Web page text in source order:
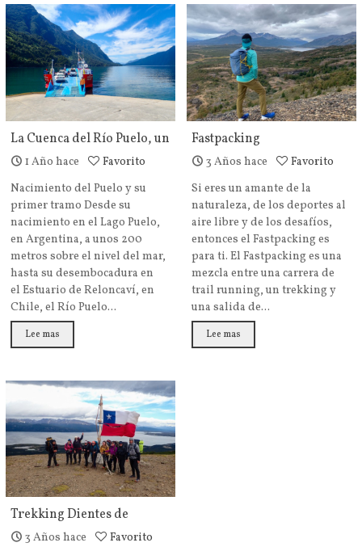
La Cuenca del Río Puelo, un
rincón escondido de la
1 Año hace
Favorito
Nacimiento del Puelo y su
primer tramo Desde su
nacimiento en el Lago Puelo,
en Argentina, a unos 200
metros sobre el nivel del mar,
hasta su desembocadura en
el Estuario de Reloncaví, en
Chile, el Río Puelo...
Lee mas
Fastpacking
3 Años hace
Favorito
Si eres un amante de la
naturaleza, de los deportes al
aire libre y de los desafíos,
entonces el Fastpacking es
para ti. El Fastpacking es una
mezcla entre una carrera de
trail running, un trekking y
una salida de...
Lee mas
Trekking Dientes de
Navarino
3 Años hace Favorito